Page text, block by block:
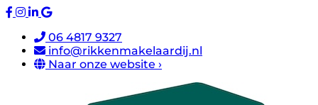
06 4817 9327
info@rikkenmakelaardij.nl
Naar onze website ›